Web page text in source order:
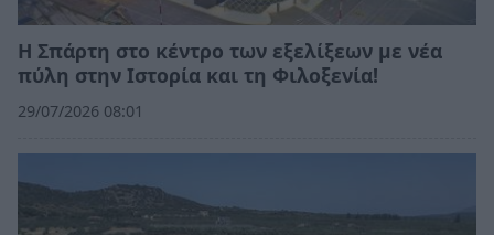
Η Σπάρτη στο κέντρο των εξελίξεων με νέα
πύλη στην Ιστορία και τη Φιλοξενία!
29/07/2026 08:01